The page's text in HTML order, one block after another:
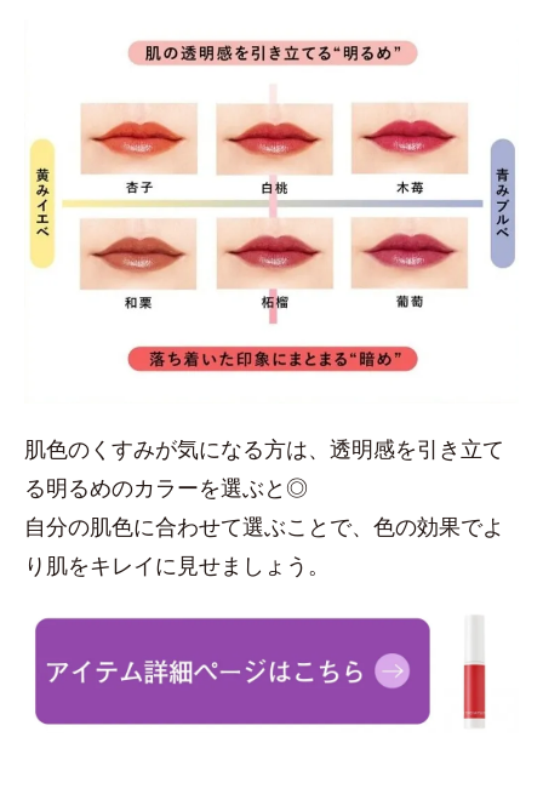
肌色のくすみが気になる方は、透明感を引き立て
る明るめのカラーを選ぶと◎
自分の肌色に合わせて選ぶことで、色の効果でよ
り肌をキレイに見せましょう。